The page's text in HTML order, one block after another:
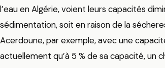
l’eau en Algérie, voient leurs capacités
sédimentation, soit en raison de la
Acerdoune, par exemple, avec une
actuellement qu’à 5 % de sa capacité, un